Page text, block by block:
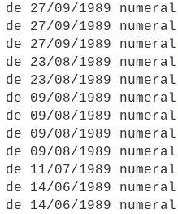
27/09/1989 numeral
27/09/1989 numeral
27/09/1989 numeral
23/08/1989 numeral
23/08/1989 numeral
09/08/1989 numeral
09/08/1989 numeral
09/08/1989 numeral
09/08/1989 numeral
11/07/1989 numeral
14/06/1989 numeral
14/06/1989 numeral